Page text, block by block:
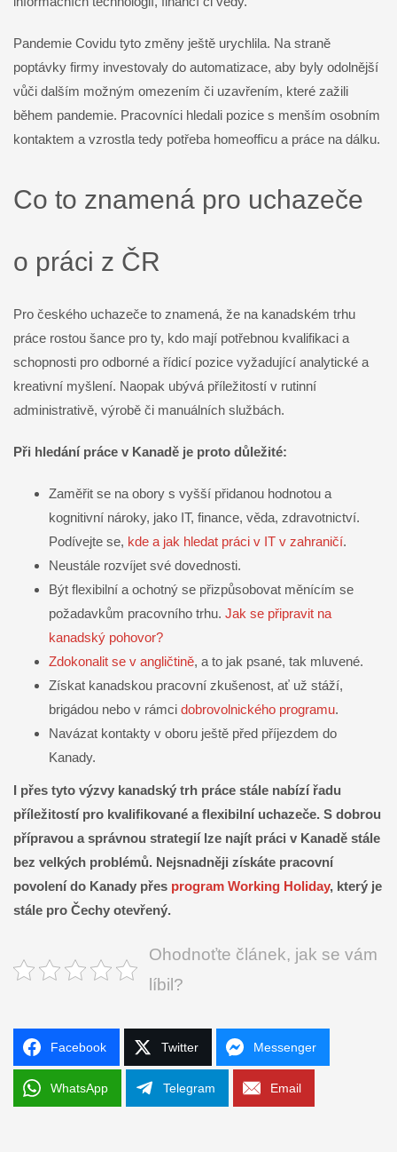
Pandemie Covidu tyto změny ještě urychlila. Na straně
poptávky firmy investovaly do automatizace, aby byly odolnější
vůči dalším možným omezením či uzavřením, které zažili
během pandemie. Pracovníci hledali pozice s menším osobním
kontaktem a vzrostla tedy potřeba homeofficu a práce na dálku.
Co to znamená pro uchazeče
o práci z ČR
Pro českého uchazeče to znamená, že na kanadském trhu
práce rostou šance pro ty, kdo mají potřebnou kvalifikaci a
schopnosti pro odborné a řídicí pozice vyžadující analytické a
kreativní myšlení. Naopak ubývá příležitostí v rutinní
administrativě, výrobě či manuálních službách.
Při hledání práce v Kanadě je proto důležité:
Zaměřit se na obory s vyšší přidanou hodnotou a
kognitivní nároky, jako IT, finance, věda, zdravotnictví.
Podívejte se, kde a jak hledat práci v IT v zahraničí.
Neustále rozvíjet své dovednosti.
Být flexibilní a ochotný se přizpůsobovat měnícím se
požadavkům pracovního trhu. Jak se připravit na
kanadský pohovor?
Zdokonalit se v angličtině, a to jak psané, tak mluvené.
Získat kanadskou pracovní zkušenost, ať už stáží,
brigádou nebo v rámci dobrovolnického programu.
Navázat kontakty v oboru ještě před příjezdem do
Kanady.
I přes tyto výzvy kanadský trh práce stále nabízí řadu
příležitostí pro kvalifikované a flexibilní uchazeče. S dobrou
přípravou a správnou strategií lze najít práci v Kanadě stále
bez velkých problémů. Nejsnadněji získáte pracovní
povolení do Kanady přes program Working Holiday, který je
stále pro Čechy otevřený.
Ohodnoťte článek, jak se vám
líbil?
Facebook Twitter Messenger
WhatsApp Telegram Email